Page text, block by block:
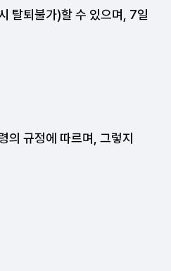
탈퇴불가)할 수 있으며, 7일
의 규정에 따르며, 그렇지